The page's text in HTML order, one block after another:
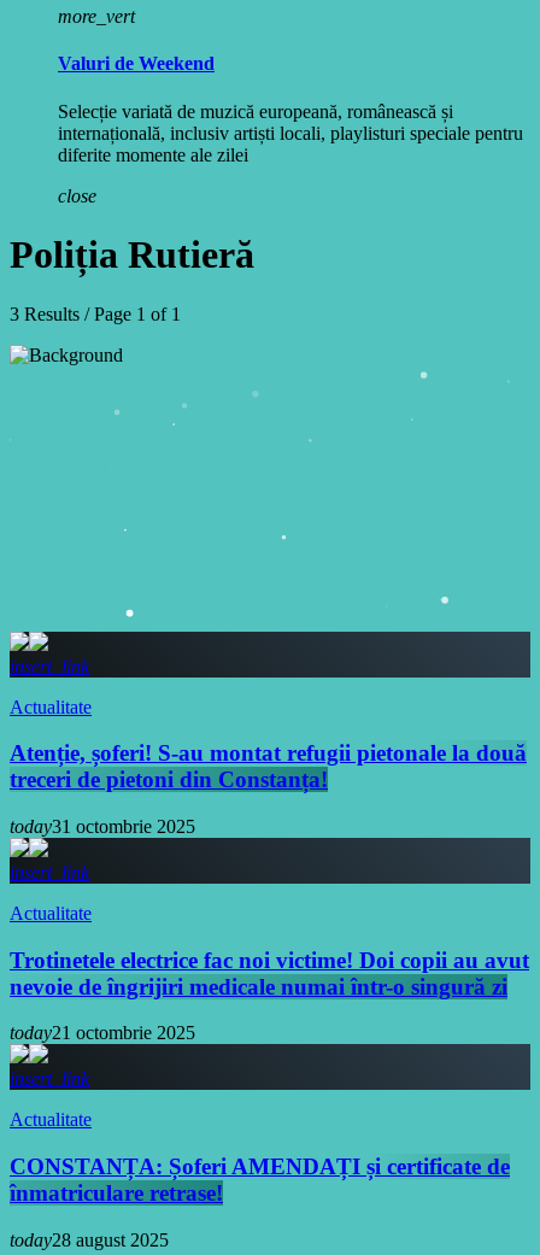
more_vert
Valuri de Weekend
Selecție variată de muzică europeană, românească și
internațională, inclusiv artiști locali, playlisturi speciale pentru
diferite momente ale zilei
close
Poliția Rutieră
3 Results / Page 1 of 1
insert_link
Actualitate
Atenție, șoferi! S-au montat refugii pietonale la două
treceri de pietoni din Constanța!
today31 octombrie 2025
insert_link
Actualitate
Trotinetele electrice fac noi victime! Doi copii au avut
nevoie de îngrijiri medicale numai într-o singură zi
today21 octombrie 2025
insert_link
Actualitate
CONSTANȚA: Șoferi AMENDAȚI și certificate de
înmatriculare retrase!
today28 august 2025